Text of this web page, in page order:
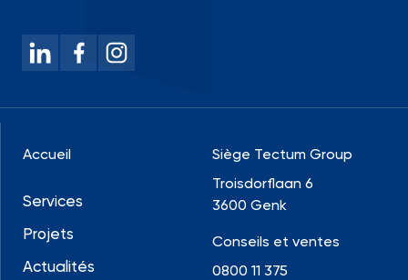
Accueil
Services
Projets
Actualités
Siège Tectum Group
Troisdorflaan 6
3600 Genk
Conseils et ventes
0800 11 375